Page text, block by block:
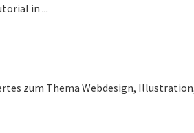
in ...
zum Thema Webdesign, Illustration,